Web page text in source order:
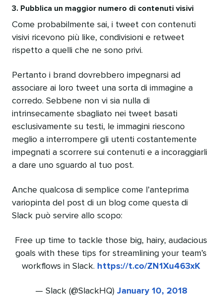
3. Pubblica un maggior numero di contenuti visivi
Come probabilmente sai, i tweet con contenuti
visivi ricevono più like, condivisioni e retweet
rispetto a quelli che ne sono privi.
Pertanto i brand dovrebbero impegnarsi ad
associare ai loro tweet una sorta di immagine a
corredo. Sebbene non vi sia nulla di
intrinsecamente sbagliato nei tweet basati
esclusivamente su testi, le immagini riescono
meglio a interrompere gli utenti costantemente
impegnati a scorrere sui contenuti e a incoraggiarli
a dare uno sguardo al tuo post.
Anche qualcosa di semplice come l’anteprima
variopinta del post di un blog come questa di
Slack può servire allo scopo:
Free up time to tackle those big, hairy, audacious
goals with these tips for streamlining your team’s
workflows in Slack. https://t.co/ZN1Xu463xK
— Slack (@SlackHQ) January 10, 2018